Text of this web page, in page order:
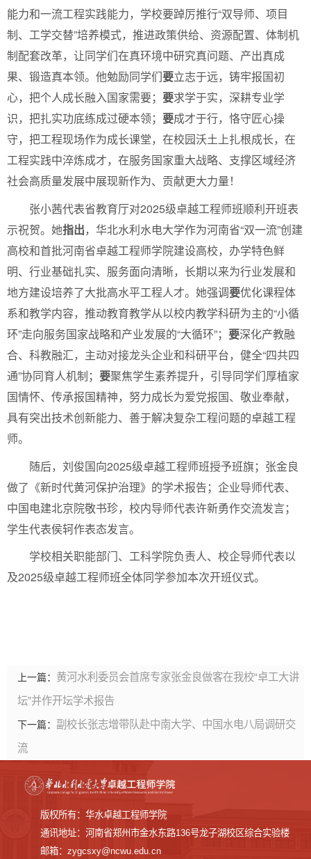
能力和一流工程实践能力，学校要踔厉推行“双导师、项目
制、工学交替”培养模式，推进政策供给、资源配置、体制机
制配套改革，让同学们在真环境中研究真问题、产出真成
果、锻造真本领。他勉励同学们要立志于远，铸牢报国初
心，把个人成长融入国家需要； 要求学于实，深耕专业学
识，把扎实功底练成过硬本领； 要成才于行，恪守匠心操
守，把工程现场作为成长课堂，在校园沃土上扎根成长，在
工程实践中淬炼成才，在服务国家重大战略、支撑区域经济
社会高质量发展中展现新作为、贡献更大力量！
张小茜代表省教育厅对2025级卓越工程师班顺利开班表
示祝贺。她指出，华北水利水电大学作为河南省“双一流”创建
高校和首批河南省卓越工程师学院建设高校，办学特色鲜
明、行业基础扎实、服务面向清晰，长期以来为行业发展和
地方建设培养了大批高水平工程人才。她强调要优化课程体
系和教学内容，推动教育教学从以校内教学科研为主的“小循
环”走向服务国家战略和产业发展的“大循环”； 要深化产教融
合、科教融汇，主动对接龙头企业和科研平台，健全“四共四
通”协同育人机制； 要聚焦学生素养提升，引导同学们厚植家
国情怀、传承报国精神，努力成长为爱党报国、敬业奉献，
具有突出技术创新能力、善于解决复杂工程问题的卓越工程
师。
随后，刘俊国向2025级卓越工程师班授予班旗；张金良
做了《新时代黄河保护治理》的学术报告；企业导师代表、
中国电建北京院敬书珍，校内导师代表许新勇作交流发言；
学生代表侯轲作表态发言。
学校相关职能部门、工科学院负责人、校企导师代表以
及2025级卓越工程师班全体同学参加本次开班仪式。
上一篇： 黄河水利委员会首席专家张金良做客在我校“卓工大讲
坛”并作开坛学术报告
下一篇： 副校长张志增带队赴中南大学、中国水电八局调研交
流
版权所有：华水卓越工程师学院
通讯地址：河南省郑州市金水东路136号龙子湖校区综合实验楼
邮箱：zygcsxy@ncwu.edu.cn